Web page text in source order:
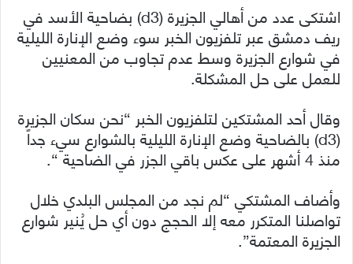
اشتكى عدد من أهالي الجزيرة (d3) بضاحية الأسد في
ريف دمشق عبر تلفزيون الخبر سوء وضع الإنارة الليلية
في شوارع الجزيرة وسط عدم تجاوب من المعنيين
للعمل على حل المشكلة.
وقال أحد المشتكين لتلفزيون الخبر “نحن سكان الجزيرة
(d3) بالضاحية وضع الإنارة الليلية بالشوارع سيء جداً
منذ 4 أشهر على عكس باقي الجزر في الضاحية “.
وأضاف المشتكي “لم نجد من المجلس البلدي خلال
تواصلنا المتكرر معه إلا الحجج دون أي حل يُنير شوارع
الجزيرة المعتمة”.